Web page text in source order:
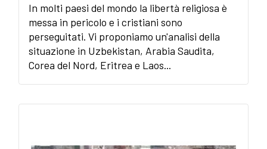
In molti paesi del mondo la libertà religiosa è
messa in pericolo e i cristiani sono
perseguitati. Vi proponiamo un'analisi della
situazione in Uzbekistan, Arabia Saudita,
Corea del Nord, Eritrea e Laos...